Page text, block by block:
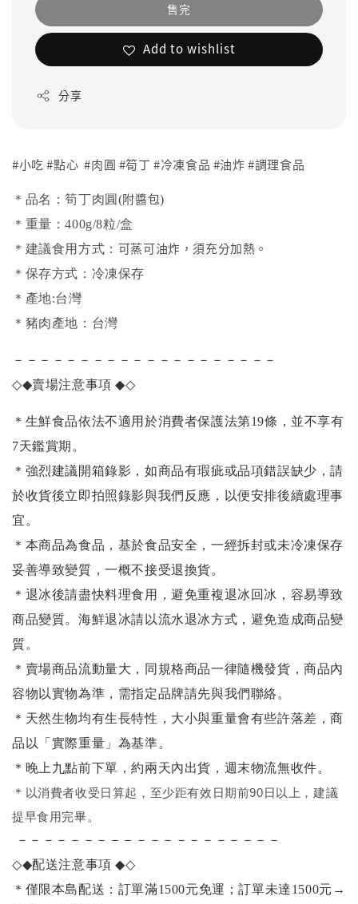
售完
Add to wishlist
分享
#小吃 #點心 #肉圓 #筍丁 #冷凍食品 #油炸 #調理食品
＊品名：筍丁肉圓(附醬包)
＊重量：400g/8粒/盒
＊建議食用方式： 可蒸可油炸，須充分加熱。
＊保存方式：冷凍保存
＊產地:台灣
＊豬肉產地：台灣
－－－－－－－－－－－－－－－－－－－－
◇◆賣場注意事項◆◇
＊生鮮食品依法不適用於消費者保護法第19條，並不享有
7天鑑賞期。
＊強烈建議開箱錄影，如商品有瑕疵或品項錯誤缺少，請
於收貨後立即拍照錄影與我們反應，以便安排後續處理事
宜。
＊本商品為食品，基於食品安全，一經拆封或未冷凍保存
妥善導致變質，一概不接受退換貨。
＊退冰後請盡快料理食用，避免重複退冰回冰，容易導致
商品變質。海鮮退冰請以流水退冰方式，避免造成商品變
質。
＊賣場商品流動量大，同規格商品一律隨機發貨，商品內
容物以實物為準，需指定品牌請先與我們聯絡。
＊天然生物均有生長特性，大小與重量會有些許落差，商
品以「實際重量」為基準。
＊晚上九點前下單，約兩天內出貨，週末物流無收件。
＊ 以消費者收受日算起，至少距有效日期前90日以上，建議
提早食用完畢。
－－－－－－－－－－－－－－－－－－－－
◇◆配送注意事項◆◇
＊僅限本島配送：訂單滿1500元免運；訂單未達1500元 →